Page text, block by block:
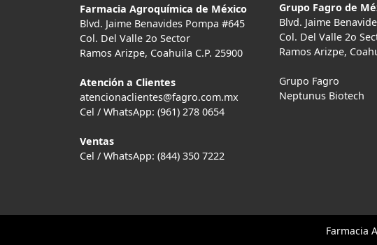
Farmacia Agroquímica de México
Blvd. Jaime Benavides Pompa #645
Col. Del Valle 2o Sector
Ramos Arizpe, Coahuila C.P. 25900
Atención a Clientes
atencionaclientes@fagro.com.mx
Cel / WhatsApp: (961) 278 0654
Ventas
Cel / WhatsApp: (844) 350 7222
Grupo Fagro de
Blvd. Jaime
Col. Del Valle 2o
Ramos Arizpe,
Grupo Fagro
Neptunus Biotech
Farmacia